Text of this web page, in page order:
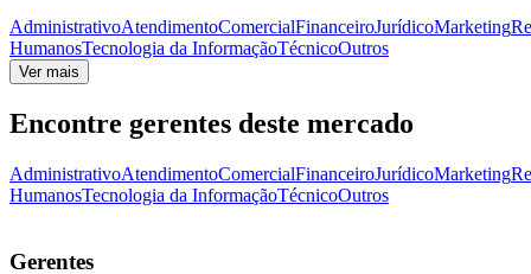
AdministrativoAtendimentoComercialFinanceiroJurídicoMarketing
HumanosTecnologia da InformaçãoTécnicoOutros
Ver mais
Encontre gerentes deste mercado
AdministrativoAtendimentoComercialFinanceiroJurídicoMarketing
HumanosTecnologia da InformaçãoTécnicoOutros
Gerentes